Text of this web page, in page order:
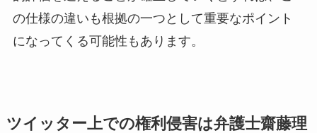
の仕様の違いも根拠の一つとして重要なポイント
になってくる可能性もあります。
ツイッター上での権利侵害は弁護士齋藤理